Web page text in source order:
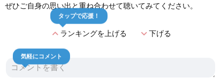
ぜひご自身の思い出と重ね合わせて聴いてみてください。
expand_lessランキングを上げる
タップで応援！
expand_more下げる
気軽にコメント